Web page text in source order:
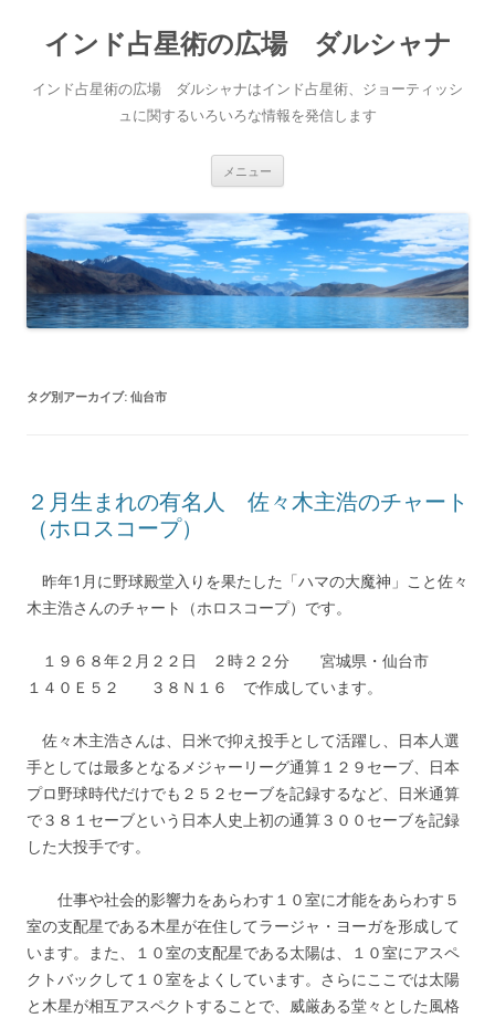
インド占星術の広場 ダルシャナ
インド占星術の広場 ダルシャナはインド占星術、ジョーティッシ
ュに関するいろいろな情報を発信します
メニュー
タグ別アーカイブ: 仙台市
２月生まれの有名人 佐々木主浩のチャート
（ホロスコープ）
昨年1月に野球殿堂入りを果たした「ハマの大魔神」こと佐々
木主浩さんのチャート（ホロスコープ）です。
１９６８年２月２２日 ２時２２分 宮城県・仙台市
１４０Ｅ５２ ３８Ｎ１６ で作成しています。
佐々木主浩さんは、日米で抑え投手として活躍し、日本人選
手としては最多となるメジャーリーグ通算１２９セーブ、日本
プロ野球時代だけでも２５２セーブを記録するなど、日米通算
で３８１セーブという日本人史上初の通算３００セーブを記録
した大投手です。
仕事や社会的影響力をあらわす１０室に才能をあらわす５
室の支配星である木星が在住してラージャ・ヨーガを形成して
います。また、１０室の支配星である太陽は、１０室にアスペ
クトバックして１０室をよくしています。さらにここでは太陽
と木星が相互アスペクトすることで、威厳ある堂々とした風格